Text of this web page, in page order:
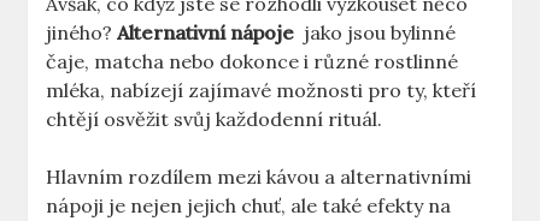
jiného?Alternativní nápoje ⁣ jako jsou bylinné
čaje, matcha nebo dokonce i různé rostlinné
mléka, nabízejí zajímavé možnosti pro ty, kteří
chtějí osvěžit svůj každodenní rituál.
Hlavním rozdílem mezi kávou a alternativními
nápoji je nejen​ jejich chuť, ale také efekty na